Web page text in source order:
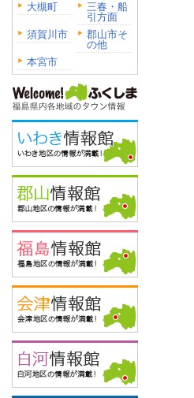
大槻町
三春・船
引方面
須賀川市
郡山市そ
の他
本宮市